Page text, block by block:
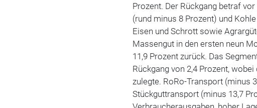
Prozent. Der Rückgang betraf
(rund minus 8 Prozent) und
Eisen und Schrott sowie
Massengut in den ersten neun
11,9 Prozent zurück. Das
Rückgang von 2,4 Prozent,
zulegte. RoRo-Transport (minus
Stückguttransport (minus 13,7